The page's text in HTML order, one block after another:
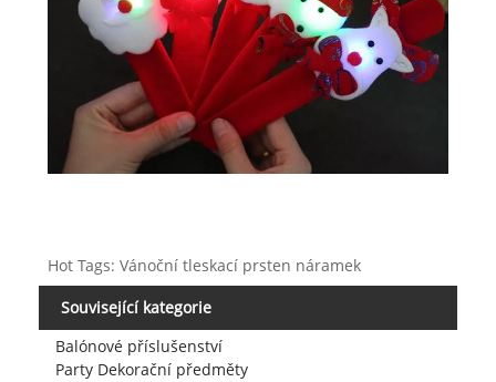
Hot Tags: Vánoční tleskací prsten náramek
Související kategorie
Balónové příslušenství
Party Dekorační předměty